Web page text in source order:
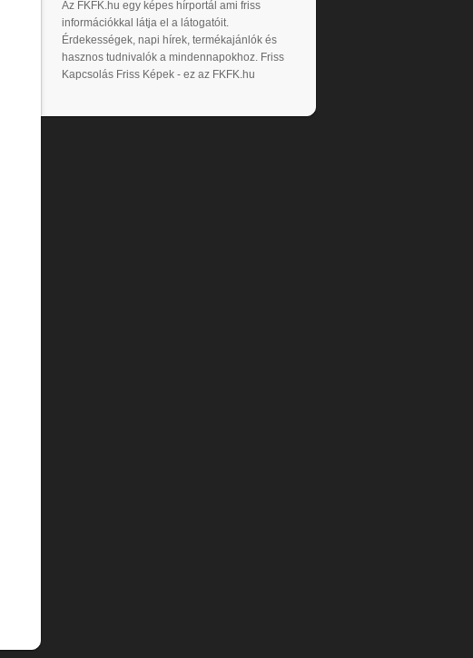
Az FKFK.hu egy képes hírportál ami friss
információkkal látja el a látogatóit.
Érdekességek, napi hírek, termékajánlók és
hasznos tudnivalók a mindennapokhoz. Friss
Kapcsolás Friss Képek - ez az FKFK.hu